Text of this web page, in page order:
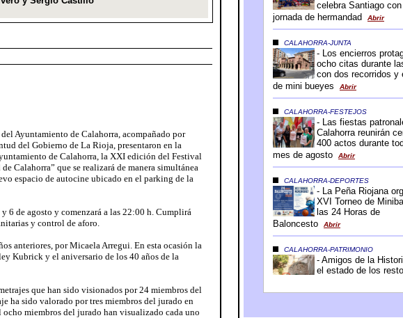
Ayuntamiento de Calahorra, acompañado por
del Gobierno de La Rioja, presentaron en la
de Calahorra, la XXI edición del Festival
Calahorra” que se realizará de manera simultánea
espacio de autocine ubicado en el parking de la
6 de agosto y comenzará a las 22:00 h. Cumplirá
y control de aforo.
anteriores, por Micaela Arregui. En esta ocasión la
Kubrick y el aniversario de los 40 años de la
que han sido visionados por 24 miembros del
ha sido valorado por tres miembros del jurado en
miembros del jurado han visualizado cada uno